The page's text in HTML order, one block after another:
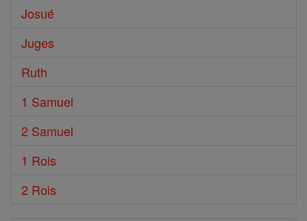
Josué
Juges
Ruth
1 Samuel
2 Samuel
1 Rois
2 Rois